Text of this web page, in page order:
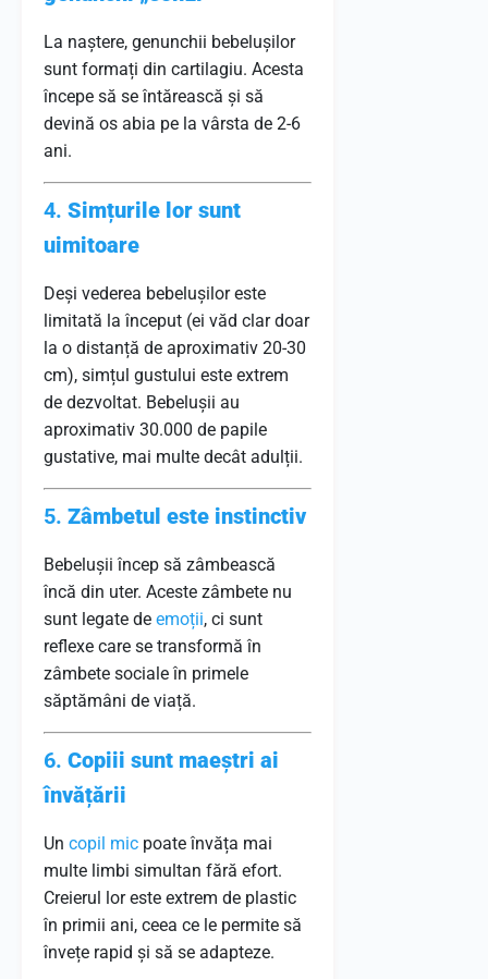
La naștere, genunchii bebelușilor
sunt formați din cartilagiu. Acesta
începe să se întărească și să
devină os abia pe la vârsta de 2-6
ani.
4. Simțurile lor sunt
uimitoare
Deși vederea bebelușilor este
limitată la început (ei văd clar doar
la o distanță de aproximativ 20-30
cm), simțul gustului este extrem
de dezvoltat. Bebelușii au
aproximativ 30.000 de papile
gustative, mai multe decât adulții.
5. Zâmbetul este instinctiv
Bebelușii încep să zâmbească
încă din uter. Aceste zâmbete nu
sunt legate de emoții, ci sunt
reflexe care se transformă în
zâmbete sociale în primele
săptămâni de viață.
6. Copiii sunt maeștri ai
învățării
Un copil mic poate învăța mai
multe limbi simultan fără efort.
Creierul lor este extrem de plastic
în primii ani, ceea ce le permite să
învețe rapid și să se adapteze.